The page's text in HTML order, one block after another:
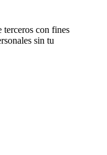
con fines
sin tu